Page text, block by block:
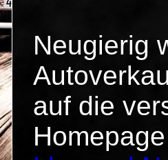
Neugierig
auf die